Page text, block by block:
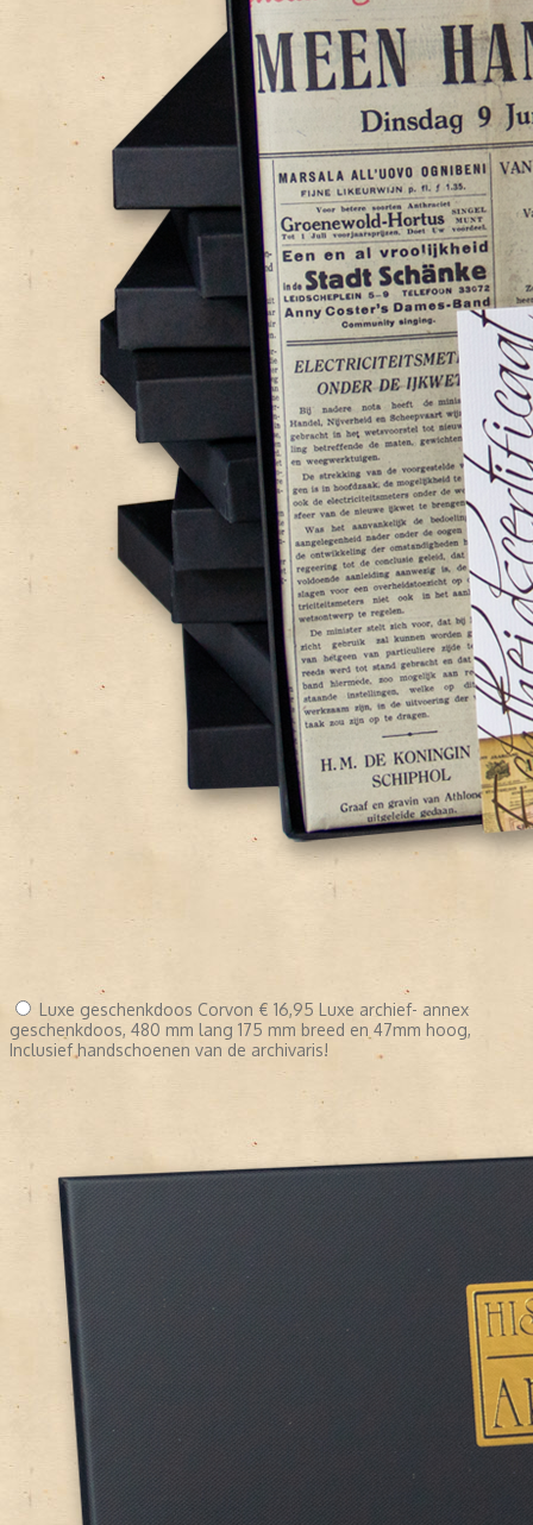
Luxe geschenkdoos Corvon € 16,95 Luxe archief- annex
geschenkdoos, 480 mm lang 175 mm breed en 47mm hoog,
Inclusief handschoenen van de archivaris!